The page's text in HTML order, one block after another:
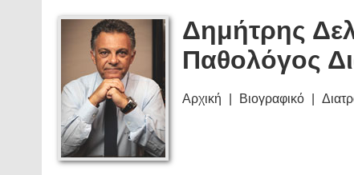
Δημήτρης
Παθολόγος
Αρχική Βιογραφικό